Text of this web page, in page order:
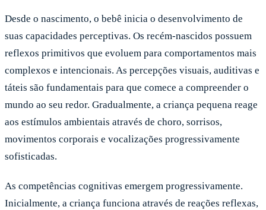
Desde o nascimento, o bebê inicia o desenvolvimento de
suas capacidades perceptivas. Os recém-nascidos possuem
reflexos primitivos que evoluem para comportamentos mais
complexos e intencionais. As percepções visuais, auditivas e
táteis são fundamentais para que comece a compreender o
mundo ao seu redor. Gradualmente, a criança pequena reage
aos estímulos ambientais através de choro, sorrisos,
movimentos corporais e vocalizações progressivamente
sofisticadas.
As competências cognitivas emergem progressivamente.
Inicialmente, a criança funciona através de reações reflexas,